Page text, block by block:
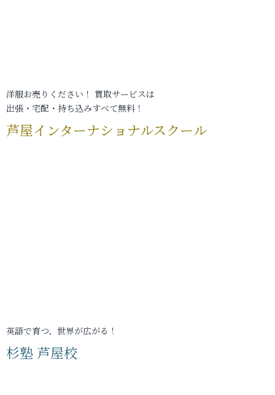
洋服お売りください！ 買取サービスは
出張・宅配・持ち込みすべて無料！
芦屋インターナショナルスクール
英語で育つ、世界が広がる！
杉塾 芦屋校